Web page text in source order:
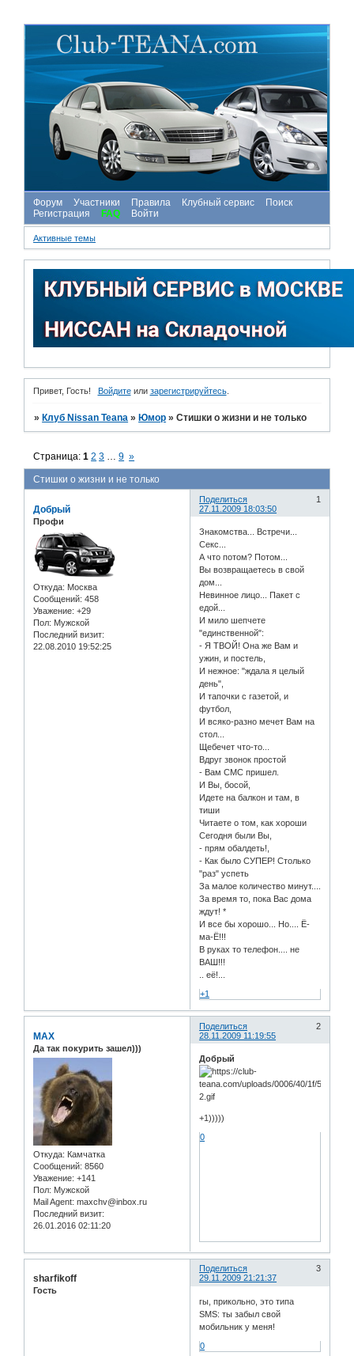
Форум Участники Правила Клубный сервис
Поиск
Регистрация
FAQ Войти
Активные темы
Привет, Гость! Войдитеили зарегистрируйтесь.
» Клуб Nissan Teana » Юмор »Стишки о жизни и не только
Стишки о жизни и не только
Страница:1 2 3 9 »
Поделиться
1
27.11.2009 18:03:50
Добрый
Профи
Откуда: Москва
Сообщений: 458
Уважение: +29
Пол: Мужской
Последний визит:
22.08.2010 19:52:25
Знакомства... Встречи...
Секс...
А что потом? Потом...
Вы возвращаетесь в свой
дом...
Невинное лицо... Пакет с
едой...
И мило шепчете
"единственной":
- Я ТВОЙ! Она же Вам и
ужин, и постель,
И нежное: "ждала я целый
день",
И тапочки с газетой, и
футбол,
И всяко-разно мечет Вам на
стол...
Щебечет что-то...
Вдруг звонок простой
- Вам СМС пришел.
И Вы, босой,
Идете на балкон и там, в
тиши
Читаете о том, как хороши
Сегодня были Вы,
- прям обалдеть!,
- Как было СУПЕР! Столько
"раз" успеть
За малое количество минут....
За время то, пока Вас дома
ждут! *
И все бы хорошо... Но.... Ё-
ма-Ё!!!
В руках то телефон.... не
ВАШ!!!
.. её!...
+1
Поделиться
2
28.11.2009 11:19:55
MAX
Да так покурить зашел)))
Откуда: Камчатка
Сообщений: 8560
Уважение: +141
Пол: Мужской
Mail Agent: maxchv@inbox.ru
Последний визит:
26.01.2016 02:11:20
Добрый
+1)))))
0
Поделиться
3
29.11.2009 21:21:37
sharfikoff
Гость
гы, прикольно, это типа
SMS: ты забыл свой
мобильник у меня!
0